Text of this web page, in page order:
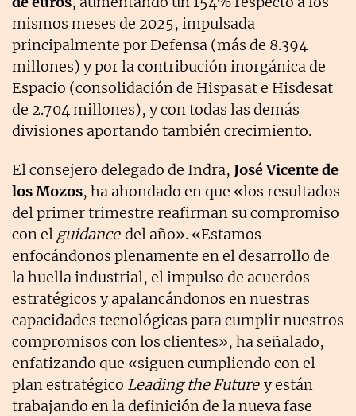
mismos meses de 2025, impulsada
principalmente por Defensa (más de 8.394
millones) y por la contribución inorgánica de
Espacio (consolidación de Hispasat e Hisdesat
de 2.704 millones), y con todas las demás
divisiones aportando también crecimiento.
El consejero delegado de Indra, José Vicente de
los Mozos, ha ahondado en que «los resultados
del primer trimestre reafirman su compromiso
con el guidance del año». «Estamos
enfocándonos plenamente en el desarrollo de
la huella industrial, el impulso de acuerdos
estratégicos y apalancándonos en nuestras
capacidades tecnológicas para cumplir nuestros
compromisos con los clientes», ha señalado,
enfatizando que «siguen cumpliendo con el
plan estratégico Leading the Future y están
trabajando en la definición de la nueva fase